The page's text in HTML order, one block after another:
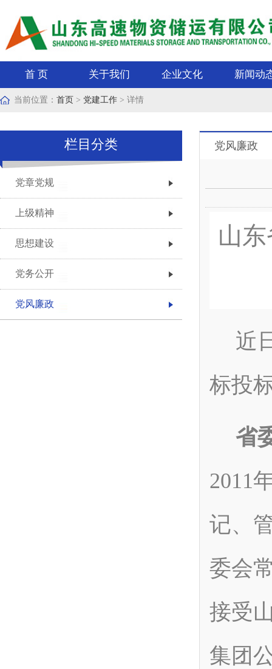
首 页 关于我们 企业文化 新闻动
当前位置： 首页 > 党建工作 > 详情
栏目分类
党章党规
上级精神
思想建设
党务公开
党风廉政
党风廉政
山
近
标投
省
2011
记、
委会
接受
集团